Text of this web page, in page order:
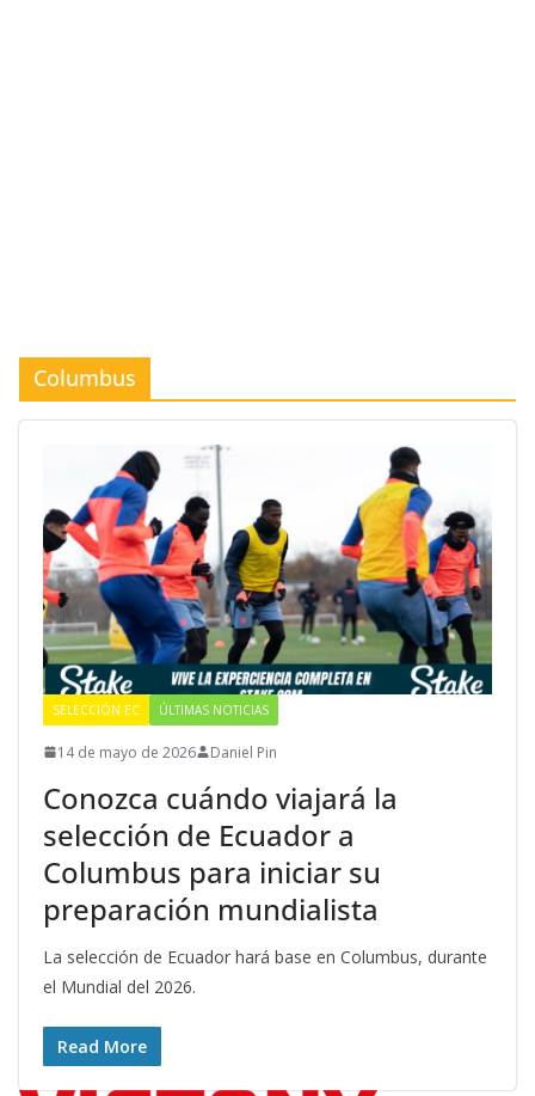
Columbus
SELECCIÓN EC ÚLTIMAS NOTICIAS
14 de mayo de 2026 Daniel Pin
Conozca cuándo viajará la
selección de Ecuador a
Columbus para iniciar su
preparación mundialista
La selección de Ecuador hará base en Columbus, durante
el Mundial del 2026.
Read More